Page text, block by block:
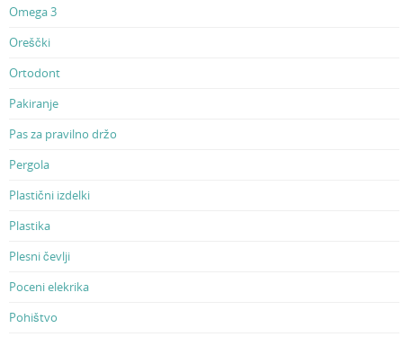
Omega 3
Oreščki
Ortodont
Pakiranje
Pas za pravilno držo
Pergola
Plastični izdelki
Plastika
Plesni čevlji
Poceni elekrika
Pohištvo